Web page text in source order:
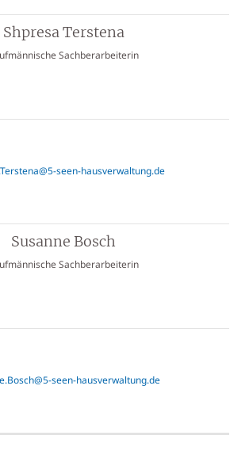
Shpresa Terstena
Sachberarbeiterin
seen-hausverwaltung.de
Susanne Bosch
Sachberarbeiterin
seen-hausverwaltung.de